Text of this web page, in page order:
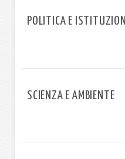
POLITICA E ISTITUZIONI
SCIENZA E AMBIENTE